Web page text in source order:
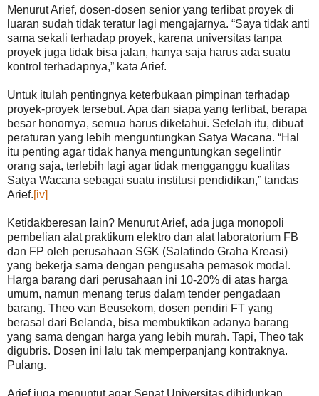
Menurut Arief, dosen-dosen senior yang terlibat proyek di
luaran sudah tidak teratur lagi mengajarnya. “Saya tidak anti
sama sekali terhadap proyek, karena universitas tanpa
proyek juga tidak bisa jalan, hanya saja harus ada suatu
kontrol terhadapnya,” kata Arief.
Untuk itulah pentingnya keterbukaan pimpinan terhadap
proyek-proyek tersebut. Apa dan siapa yang terlibat, berapa
besar honornya, semua harus diketahui. Setelah itu, dibuat
peraturan yang lebih menguntungkan Satya Wacana. “Hal
itu penting agar tidak hanya menguntungkan segelintir
orang saja, terlebih lagi agar tidak mengganggu kualitas
Satya Wacana sebagai suatu institusi pendidikan,” tandas
Arief.[iv]
Ketidakberesan lain? Menurut Arief, ada juga monopoli
pembelian alat praktikum elektro dan alat laboratorium FB
dan FP oleh perusahaan SGK (Salatindo Graha Kreasi)
yang bekerja sama dengan pengusaha pemasok modal.
Harga barang dari perusahaan ini 10-20% di atas harga
umum, namun menang terus dalam tender pengadaan
barang. Theo van Beusekom, dosen pendiri FT yang
berasal dari Belanda, bisa membuktikan adanya barang
yang sama dengan harga yang lebih murah. Tapi, Theo tak
digubris. Dosen ini lalu tak memperpanjang kontraknya.
Pulang.
Arief juga menuntut agar Senat Universitas dihidupkan